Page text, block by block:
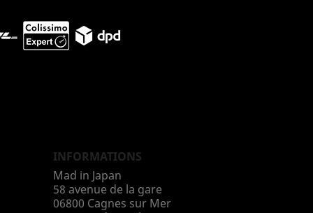
INFORMATIONS
Mad in Japan
58 avenue de la gare
06800 Cagnes sur Mer